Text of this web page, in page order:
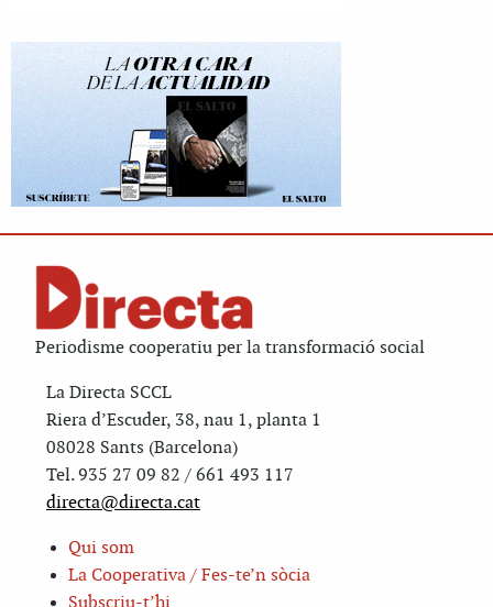
Periodisme cooperatiu per la transformació social
La Directa SCCL
Riera d’Escuder, 38, nau 1, planta 1
08028 Sants (Barcelona)
Tel. 935 27 09 82 / 661 493 117
directa@directa.cat
Qui som
La Cooperativa / Fes-te’n sòcia
Subscriu-t’hi